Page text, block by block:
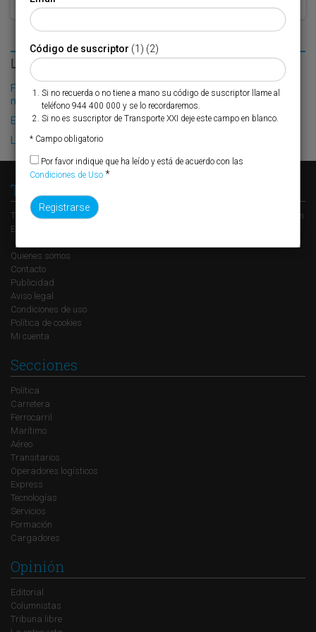
LO MÁS LEÍDO
Fribasa refuerza su logística con la puesta en marcha de una
nueva base en Vizcaya
El Puerto de Valencia crecerá en oferta ro-pax
La futura terminal ro-pax quema etapas
Transporte XXI
Transporte XXI es el periódico de referencia del transporte y la logística en
España, perteneciente al Grupo XXI de Comunicación Empresarial.
Quienes somos
Contacto
Publicidad
Aviso legal
Condiciones de uso
Política de cookies
Mi cuenta
Secciones
Política
Carretera
Ferrocarril
Marítimo
Aéreo
Transitarios
Operadores logísticos
Express
Tecnologías
Servicios
Formación
Cargadores
Opinión
Editorial
Columnistas
Tribuna libre
Código de suscriptor (1) (2)
Si no recuerda o no tiene a mano su código de suscriptor llame al
teléfono 944 400 000 y se lo recordaremos.
Si no es suscriptor de Transporte XXI deje este campo en blanco.
* Campo obligatorio
Por favor indique que ha leído y está de acuerdo con las
Condiciones de Uso *